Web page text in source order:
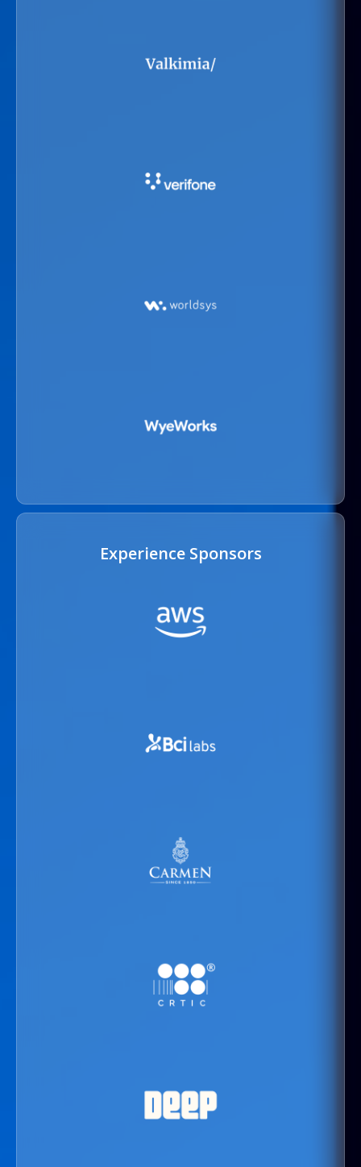
Experience Sponsors